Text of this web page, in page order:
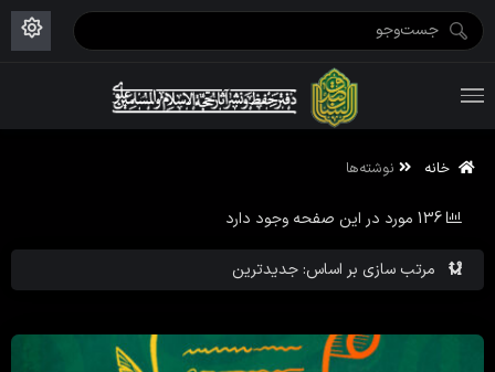
خانه نوشته‌ها
مرتب سازی بر اساس: جدیدترین
136 مورد در این صفحه وجود دارد